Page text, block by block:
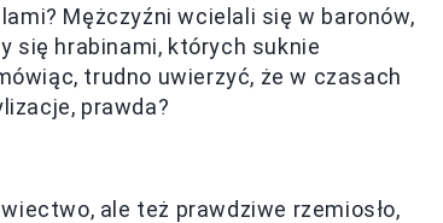
Mężczyźni wcielali się w baronów,
się hrabinami, których suknie
trudno uwierzyć, że w czasach
prawda?
ale też prawdziwe rzemiosło,